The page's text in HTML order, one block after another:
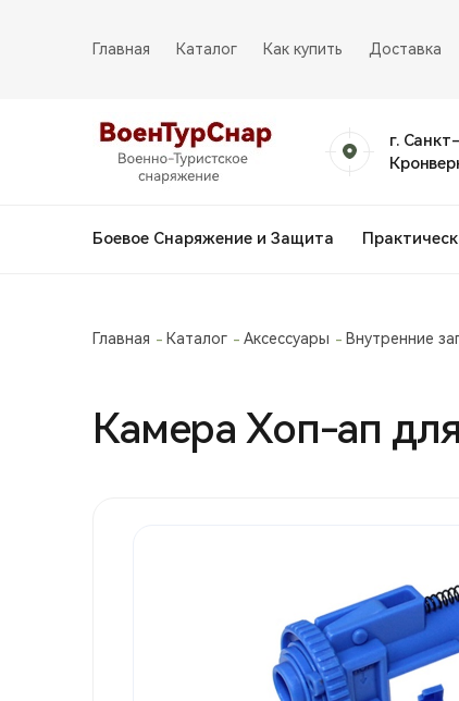
Главная Каталог Как купить Доставка
г.
Боевое Снаряжение и Защита
Главная Каталог Аксессуары Внутренние
Камера Хоп-ап